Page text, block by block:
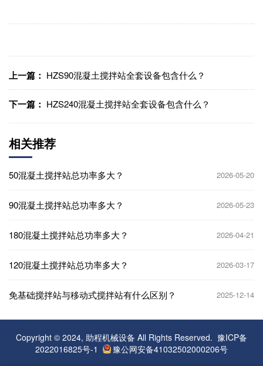
上一篇： HZS90混凝土搅拌站全套设备包含什么？
下一篇： HZS240混凝土搅拌站全套设备包含什么？
相关推荐
50混凝土搅拌站总功率多大？ 2026-05-20
90混凝土搅拌站总功率多大？ 2026-05-23
180混凝土搅拌站总功率多大？ 2026-04-21
120混凝土搅拌站总功率多大？ 2026-03-17
免基础搅拌站与移动式搅拌站有什么区别？ 2025-12-14
Copyright © 2024, 助程机械设备 All Rights Reserved. 豫ICP备
2022016825号-1
豫公网安备41032502000206号